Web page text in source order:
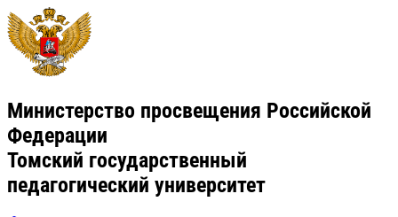
Министерство просвещения Российской
Федерации
Томский государственный
педагогический университет